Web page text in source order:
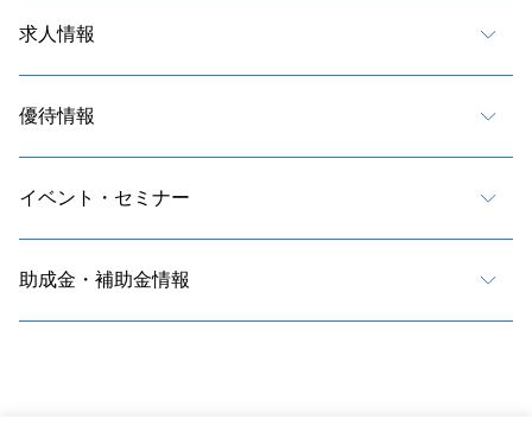
求人情報
優待情報
イベント・セミナー
助成金・補助金情報